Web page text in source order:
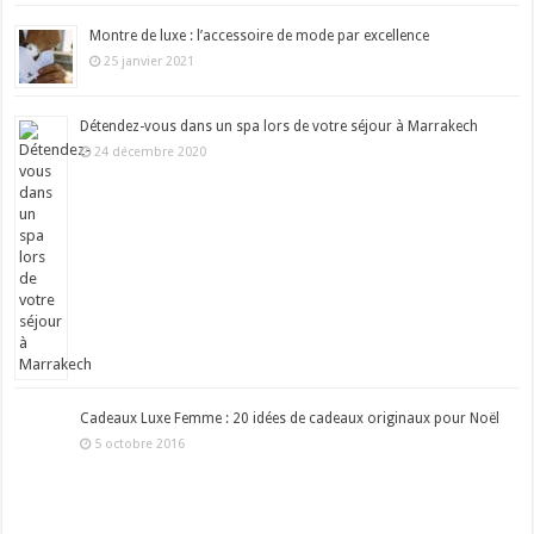
Montre de luxe : l’accessoire de mode par excellence
25 janvier 2021
Détendez-vous dans un spa lors de votre séjour à Marrakech
24 décembre 2020
Cadeaux Luxe Femme : 20 idées de cadeaux originaux pour Noël
5 octobre 2016